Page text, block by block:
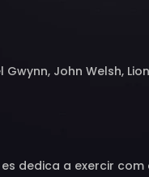
John Welsh,
Pack, Arnold
Tatham, Eugene
dedica a exercir